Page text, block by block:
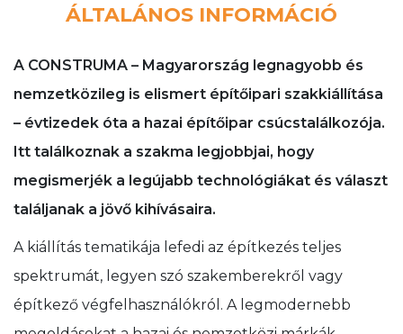
ÁLTALÁNOS INFORMÁCIÓ
A CONSTRUMA – Magyarország legnagyobb és
nemzetközileg is elismert építőipari szakkiállítása
– évtizedek óta a hazai építőipar csúcstalálkozója.
Itt találkoznak a szakma legjobbjai, hogy
megismerjék a legújabb technológiákat és választ
találjanak a jövő kihívásaira.
A kiállítás tematikája lefedi az építkezés teljes
spektrumát, legyen szó szakemberekről vagy
építkező végfelhasználókról. A legmodernebb